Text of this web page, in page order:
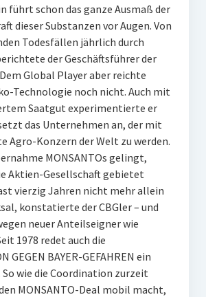
führt schon das ganze Ausmaß der
dieser Substanzen vor Augen. Von
Todesfällen jährlich durch
der Geschäftsführer der
Global Player aber reichte
Technologie noch nicht. Auch mit
Saatgut experimentierte er
das Unternehmen an, der mit
Agro-Konzern der Welt zu werden.
MONSANTOs gelingt,
Aktien-Gesellschaft gebietet
vierzig Jahren nicht mehr allein
konstatierte der CBGler – und
neuer Anteilseigner wie
1978 redet auch die
GEGEN BAYER-GEFAHREN ein
wie die Coordination zurzeit
MONSANTO-Deal mobil macht,